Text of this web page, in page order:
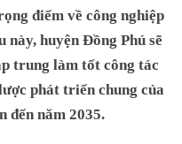
điểm về công nghiệp
huyện Đồng Phú sẽ
trung làm tốt công tác
phát triển chung của
đến năm 2035.